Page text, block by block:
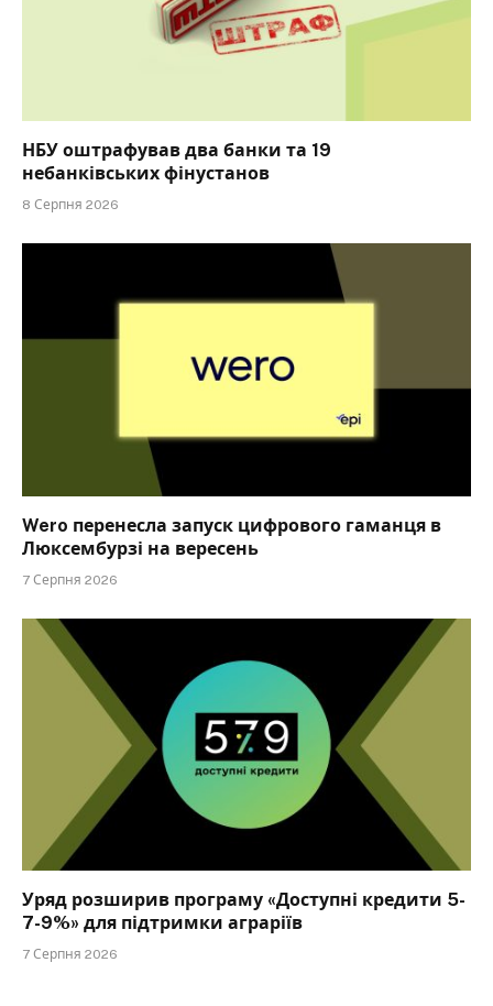
НБУ оштрафував два банки та 19
небанківських фінустанов
8 Серпня 2026
Wero перенесла запуск цифрового гаманця в
Люксембурзі на вересень
7 Серпня 2026
Уряд розширив програму «Доступні кредити 5-
7-9%» для підтримки аграріїв
7 Серпня 2026